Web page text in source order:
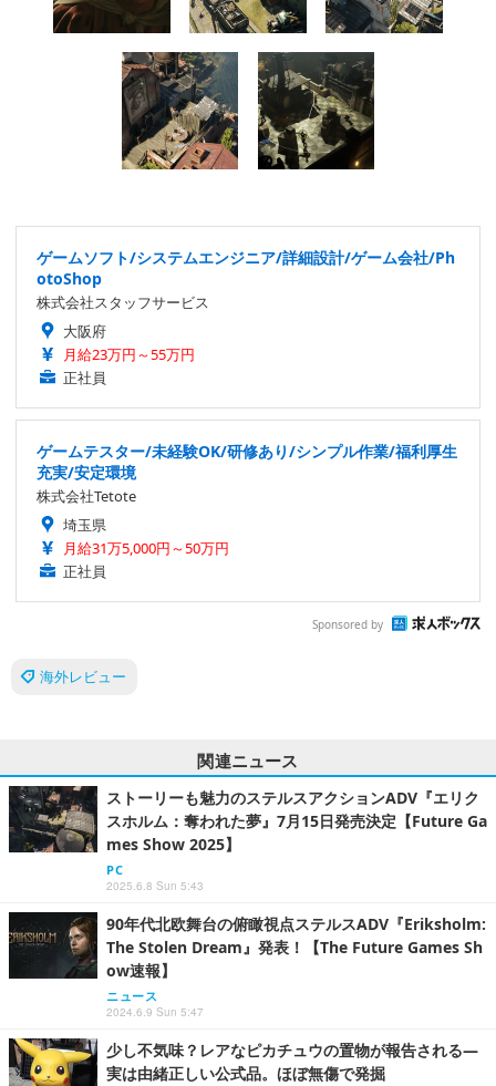
ゲームソフト/システムエンジニア/詳細設計/ゲーム会社/Ph
otoShop
株式会社スタッフサービス
大阪府
月給23万円～55万円
正社員
ゲームテスター/未経験OK/研修あり/シンプル作業/福利厚生
充実/安定環境
株式会社Tetote
埼玉県
月給31万5,000円～50万円
正社員
Sponsored by
海外レビュー
関連ニュース
ストーリーも魅力のステルスアクションADV『エリク
スホルム：奪われた夢』7月15日発売決定【Future Ga
mes Show 2025】
PC
2025.6.8 Sun 5:43
90年代北欧舞台の俯瞰視点ステルスADV『Eriksholm:
The Stolen Dream』発表！【The Future Games Sh
ow速報】
ニュース
2024.6.9 Sun 5:47
少し不気味？レアなピカチュウの置物が報告される―
実は由緒正しい公式品。ほぼ無傷で発掘